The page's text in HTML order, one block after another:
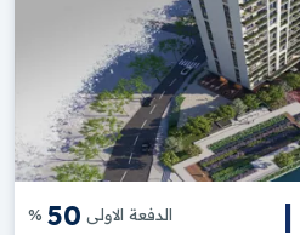
| الدفعة الاولى 50
%